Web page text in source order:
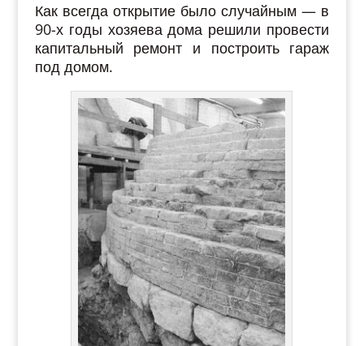
Как всегда открытие было случайным — в
90-х годы хозяева дома решили провести
капитальный ремонт и построить гараж
под домом.